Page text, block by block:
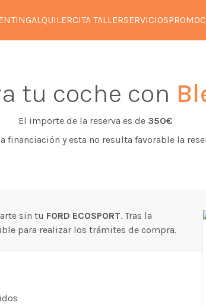
ALQUILERCITA TALLERSERVICIOS
tu coche con
El importe de la reserva es de 350€
financiación y esta no resulta favorable la
sin tu FORD ECOSPORT. Tras la
para realizar los trámites de compra.